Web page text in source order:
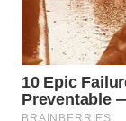
WAHANA
PERSONA
WAHANA
OTOMOTIF